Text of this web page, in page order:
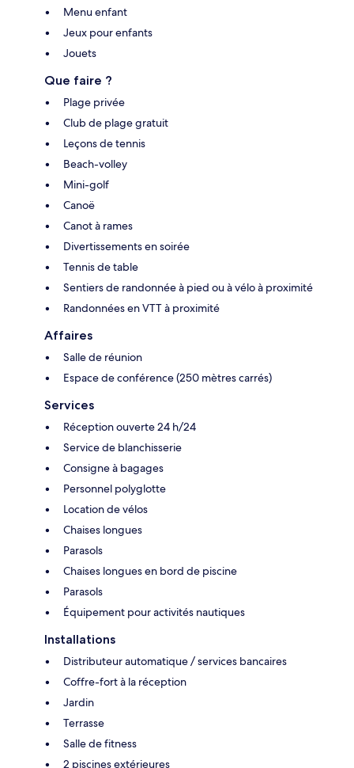
Menu enfant
Jeux pour enfants
Jouets
Que faire ?
Plage privée
Club de plage gratuit
Leçons de tennis
Beach-volley
Mini-golf
Canoë
Canot à rames
Divertissements en soirée
Tennis de table
Sentiers de randonnée à pied ou à vélo à proximité
Randonnées en VTT à proximité
Affaires
Salle de réunion
Espace de conférence (250 mètres carrés)
Services
Réception ouverte 24 h/24
Service de blanchisserie
Consigne à bagages
Personnel polyglotte
Location de vélos
Chaises longues
Parasols
Chaises longues en bord de piscine
Parasols
Équipement pour activités nautiques
Installations
Distributeur automatique / services bancaires
Coffre-fort à la réception
Jardin
Terrasse
Salle de fitness
2 piscines extérieures